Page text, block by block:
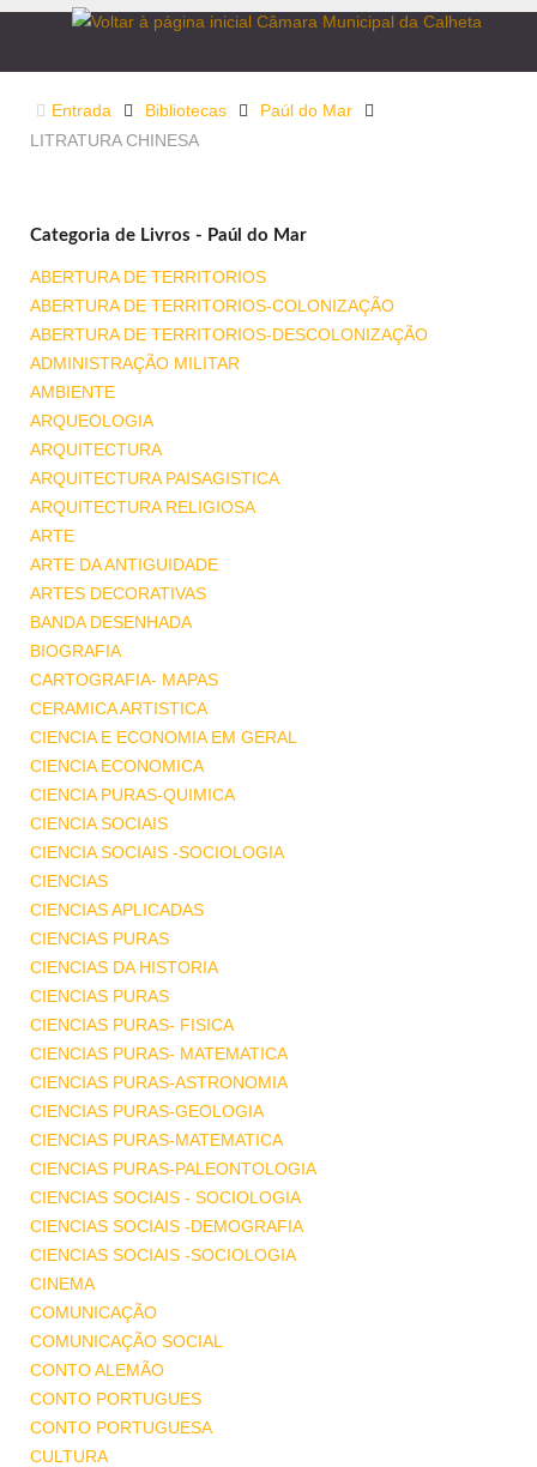
Entrada Bibliotecas
Paúl do Mar
LITRATURA CHINESA
Categoria de Livros - Paúl do Mar
ABERTURA DE TERRITORIOS
ABERTURA DE TERRITORIOS-COLONIZAÇÃO
ABERTURA DE TERRITORIOS-DESCOLONIZAÇÃO
ADMINISTRAÇÃO MILITAR
AMBIENTE
ARQUEOLOGIA
ARQUITECTURA
ARQUITECTURA PAISAGISTICA
ARQUITECTURA RELIGIOSA
ARTE
ARTE DA ANTIGUIDADE
ARTES DECORATIVAS
BANDA DESENHADA
BIOGRAFIA
CARTOGRAFIA- MAPAS
CERAMICA ARTISTICA
CIENCIA E ECONOMIA EM GERAL
CIENCIA ECONOMICA
CIENCIA PURAS-QUIMICA
CIENCIA SOCIAIS
CIENCIA SOCIAIS -SOCIOLOGIA
CIENCIAS
CIENCIAS APLICADAS
CIENCIAS PURAS
CIENCIAS DA HISTORIA
CIENCIAS PURAS
CIENCIAS PURAS- FISICA
CIENCIAS PURAS- MATEMATICA
CIENCIAS PURAS-ASTRONOMIA
CIENCIAS PURAS-GEOLOGIA
CIENCIAS PURAS-MATEMATICA
CIENCIAS PURAS-PALEONTOLOGIA
CIENCIAS SOCIAIS - SOCIOLOGIA
CIENCIAS SOCIAIS -DEMOGRAFIA
CIENCIAS SOCIAIS -SOCIOLOGIA
CINEMA
COMUNICAÇÃO
COMUNICAÇÃO SOCIAL
CONTO ALEMÃO
CONTO PORTUGUES
CONTO PORTUGUESA
CULTURA